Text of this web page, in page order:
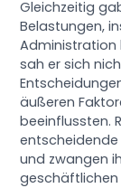
Gleichzeitig
Belastungen,
Administration
sah er sich
äußeren
beeinflussten.
entscheidende
und zwangen
geschäftlichen